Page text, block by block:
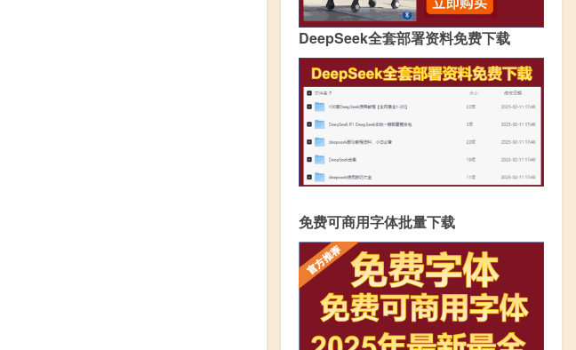
DeepSeek全套部署资料免费下载
免费可商用字体批量下载